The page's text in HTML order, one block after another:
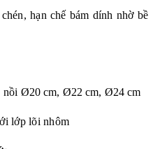
hạn chế bám dính nhờ bề
nồi Ø20 cm, Ø22 cm, Ø24 cm
lớp lõi nhôm